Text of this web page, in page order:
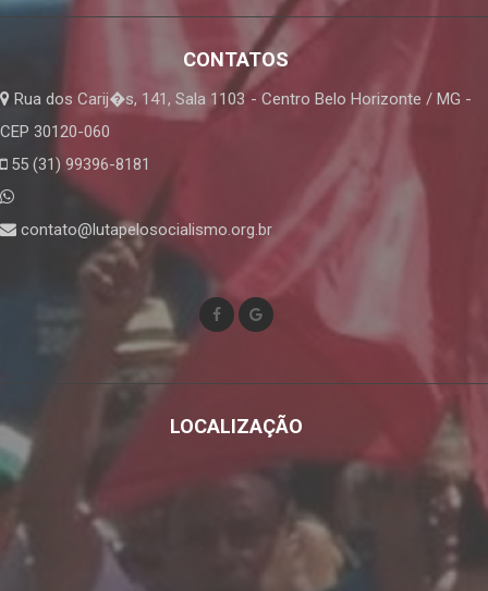
CONTATOS
Rua dos Carij�s, 141, Sala 1103 - Centro Belo Horizonte / MG -
CEP 30120-060
55 (31) 99396-8181
contato@lutapelosocialismo.org.br
LOCALIZAÇÃO